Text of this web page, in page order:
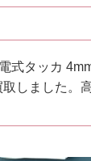
式タッカ
しました。